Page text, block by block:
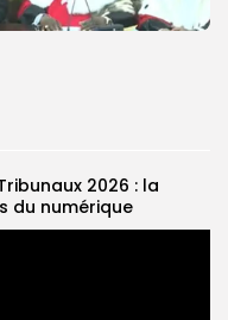
2026 : la
du numérique